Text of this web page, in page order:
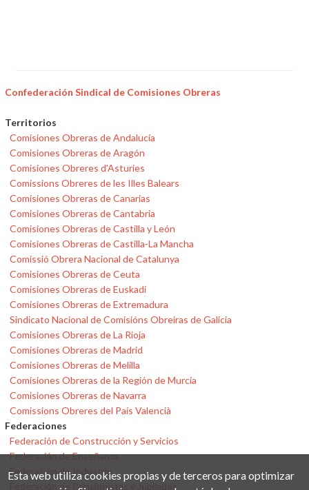
Confederación Sindical de Comisiones Obreras
Territorios
Comisiones Obreras de Andalucía
Comisiones Obreras de Aragón
Comisiones Obreres d'Asturies
Comissions Obreres de les Illes Balears
Comisiones Obreras de Canarias
Comisiones Obreras de Cantabria
Comisiones Obreras de Castilla y León
Comisiones Obreras de Castilla-La Mancha
Comissió Obrera Nacional de Catalunya
Comisiones Obreras de Ceuta
Comisiones Obreras de Euskadi
Comisiones Obreras de Extremadura
Sindicato Nacional de Comisións Obreiras de Galicia
Comisiones Obreras de La Rioja
Comisiones Obreras de Madrid
Comisiones Obreras de Melilla
Comisiones Obreras de la Región de Murcia
Comisiones Obreras de Navarra
Comissions Obreres del País Valencià
Federaciones
Federación de Construcción y Servicios
Federación de Enseñanza
Federación de Industria
Federación de Pensionistas y Jubilados
Esta web utiliza cookies propias y de terceros para optimizar